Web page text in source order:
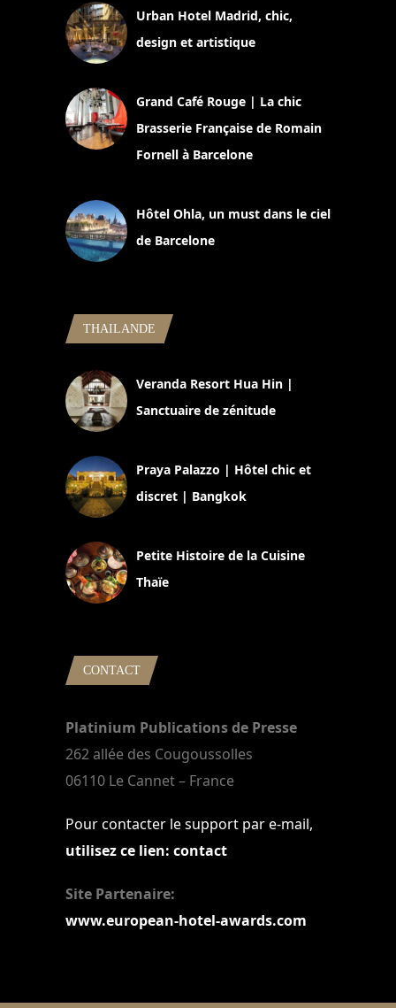
Urban Hotel Madrid, chic,
design et artistique
Grand Café Rouge | La chic
Brasserie Française de Romain
Fornell à Barcelone
Hôtel Ohla, un must dans le ciel
de Barcelone
THAILANDE
Veranda Resort Hua Hin |
Sanctuaire de zénitude
Praya Palazzo | Hôtel chic et
discret | Bangkok
Petite Histoire de la Cuisine
Thaïe
CONTACT
Platinium Publications de Presse
262 allée des Cougoussolles
06110 Le Cannet – France
Pour contacter le support par e-mail,
utilisez ce lien: contact
Site Partenaire:
www.european-hotel-awards.com